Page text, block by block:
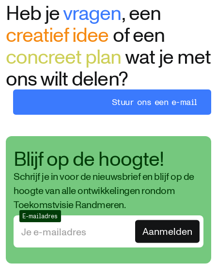
Heb jevragen, een
creatief idee of een
concreet planwat je met
ons wilt delen?
Stuur ons een e-mail
Blijf op de hoogte!
Schrijf je in voor de nieuwsbrief en blijf op de
hoogte van alle ontwikkelingen rondom
Toekomstvisie Randmeren.
E-mailadres